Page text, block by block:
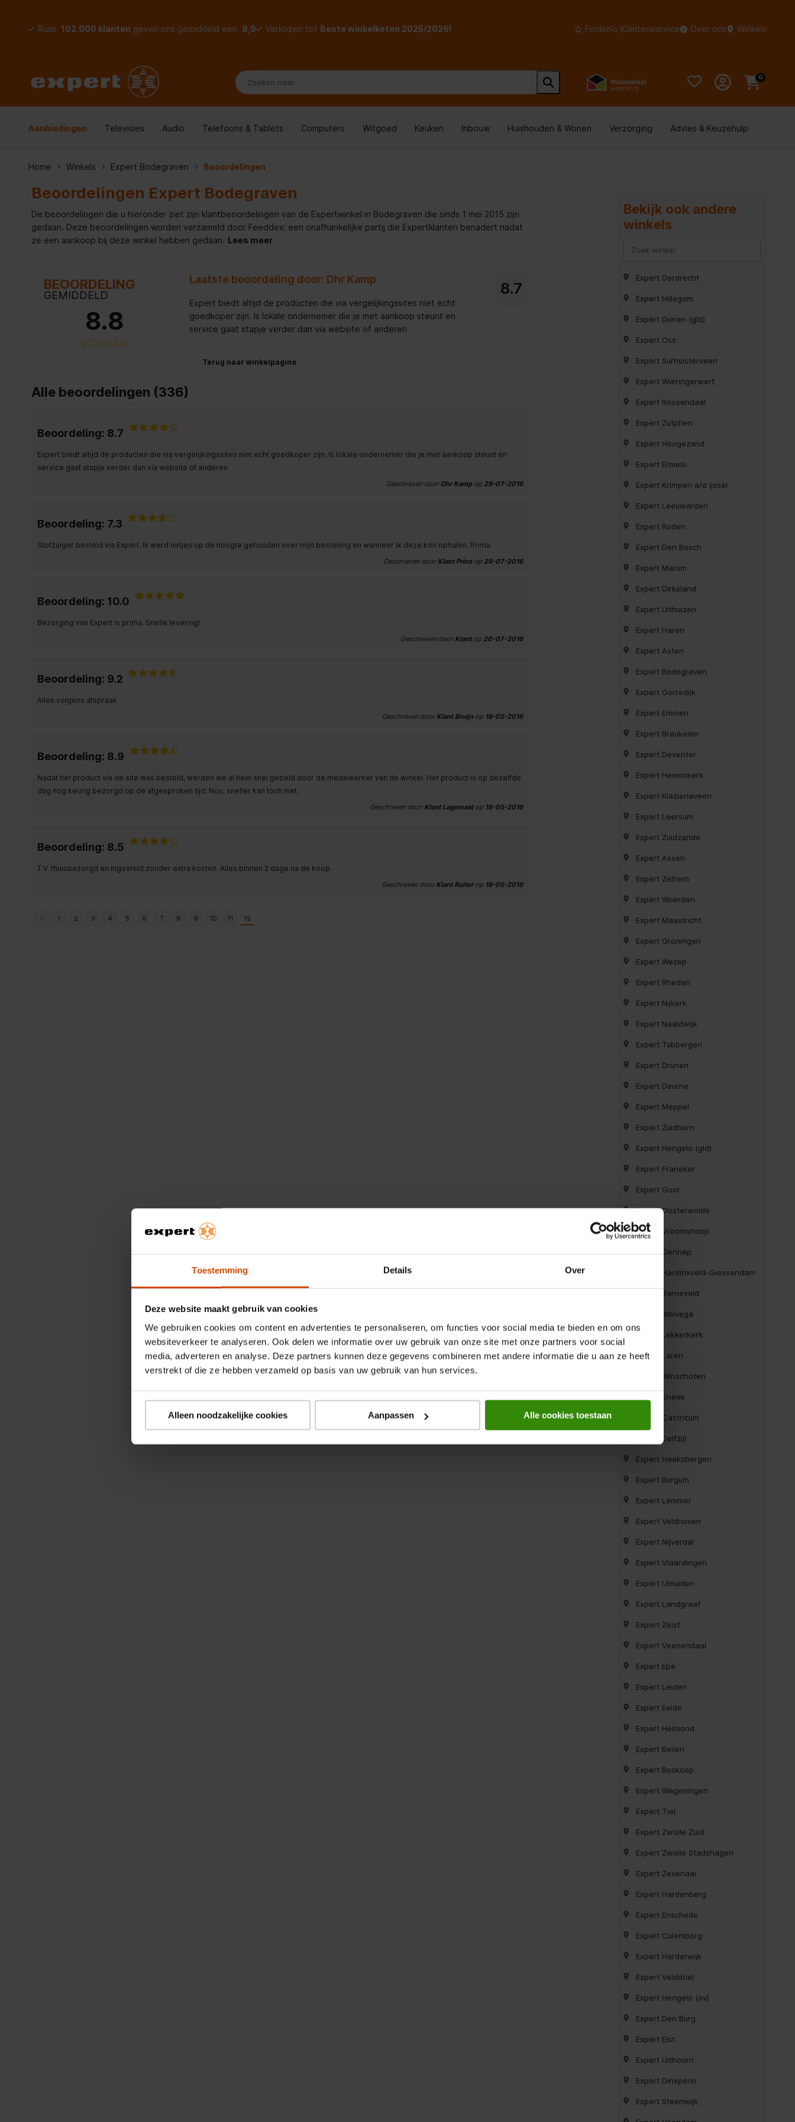
Toestemming Details Over
Deze website maakt gebruik van cookies
We gebruiken cookies om content en advertenties te personaliseren, om functies voor social media te bieden en om ons
websiteverkeer te analyseren. Ook delen we informatie over uw gebruik van onze site met onze partners voor social
media, adverteren en analyse. Deze partners kunnen deze gegevens combineren met andere informatie die u aan ze heeft
verstrekt of die ze hebben verzameld op basis van uw gebruik van hun services.
Alleen noodzakelijke cookies Aanpassen Alle cookies toestaan
Ruim 102.000 klanten geven ons gemiddeld een 8,9 Verkozen tot Beste winkelketen 2025/2026! Folder Klantenservice Over ons Winkels
0
Aanbiedingen Televisies Audio Telefoons & Tablets Computers Witgoed Keuken Inbouw Huishouden & Wonen Verzorging Advies & Keuzehulp
Home Winkels Expert Bodegraven Beoordelingen
Beoordelingen Expert Bodegraven
De beoordelingen die u hieronder ziet zijn klantbeoordelingen van de Expertwinkel in Bodegraven die sinds 1 mei 2015 zijn
gedaan. Deze beoordelingen worden verzameld door Feeddex; een onafhankelijke partij die Expertklanten benadert nadat
ze een aankoop bij deze winkel hebben gedaan. Lees meer
BEOORDELING
GEMIDDELD
8.8
Laatste beoordeling door: Dhr Kamp 8.7
Expert biedt altijd de producten die via vergelijkingssites niet echt
goedkoper zijn. Is lokale ondernemer die je met aankoop steunt en
service gaat stapje verder dan via website of anderen
Terug naar winkelpagina
Alle beoordelingen (336)
Beoordeling: 8.7
Expert biedt altijd de producten die via vergelijkingssites niet echt goedkoper zijn. Is lokale ondernemer die je met aankoop steunt en
service gaat stapje verder dan via website of anderen
Geschreven door Dhr Kamp op 29-07-2016
Beoordeling: 7.3
Stofzuiger besteld via Expert. Ik werd netjes op de hoogte gehouden over mijn bestelling en wanneer ik deze kon ophalen. Prima
Geschreven door Klant Prinsop 29-07-2016
Beoordeling: 10.0
Bezorging van Expert is prima. Snelle levering!
Geschreven door Klantop 20-07-2016
Beoordeling: 9.2
Alles volgens afspraak
Geschreven door Klant Bruijn op 18-05-2016
Beoordeling: 8.9
Nadat het product via de site was besteld, werden we al heel snel gebeld door de medewerker van de winkel. Het product is op dezelfde
dag nog keurig bezorgd op de afgesproken tijd. Nou, sneller kan toch niet.
Geschreven door Klant Lagemaatop 18-05-2016
Beoordeling: 8.5
T.V. thuisbezorgd en ingesteld zonder extra kosten. Alles binnen 2 dage na de koop.
Geschreven door Klant Ruiterop 18-05-2016
‹ 1 2 3 4 5 6 7 8 9 10 11 12
Bekijk ook andere
winkels
Expert Dordrecht
Expert Hillegom
Expert Dieren (gld)
Expert Oss
Expert Surhuisterveen
Expert Wieringerwerf
Expert Roosendaal
Expert Zutphen
Expert Hoogezand
Expert Ermelo
Expert Krimpen a/d Ijssel
Expert Leeuwarden
Expert Roden
Expert Den Bosch
Expert Marum
Expert Dirksland
Expert Uithuizen
Expert Haren
Expert Asten
Expert Bodegraven
Expert Gorredijk
Expert Emmen
Expert Breukelen
Expert Deventer
Expert Heemskerk
Expert Klazienaveen
Expert Leersum
Expert Zuidzande
Expert Assen
Expert Zelhem
Expert Woerden
Expert Maastricht
Expert Groningen
Expert Wezep
Expert Rheden
Expert Nijkerk
Expert Naaldwijk
Expert Tubbergen
Expert Drunen
Expert Deurne
Expert Meppel
Expert Zuidhorn
Expert Hengelo (gld)
Expert Franeker
Expert Goor
Expert Oosterwolde
Expert Vroomshoop
Expert Gennep
Expert Hardinxveld-Giessendam
Expert Barneveld
Expert Wolvega
Expert Lekkerkerk
Expert Laren
Expert Winschoten
Expert Sneek
Expert Castricum
Expert Delfzijl
Expert Haaksbergen
Expert Burgum
Expert Lemmer
Expert Veldhoven
Expert Nijverdal
Expert Vlaardingen
Expert IJmuiden
Expert Landgraaf
Expert Zeist
Expert Veenendaal
Expert Epe
Expert Leiden
Expert Eelde
Expert Helmond
Expert Beilen
Expert Boskoop
Expert Wageningen
Expert Tiel
Expert Zwolle Zuid
Expert Zwolle Stadshagen
Expert Zevenaar
Expert Hardenberg
Expert Enschede
Expert Culemborg
Expert Harderwijk
Expert Velddriel
Expert Hengelo (ov)
Expert Den Burg
Expert Elst
Expert Uithoorn
Expert Dinxperlo
Expert Steenwijk